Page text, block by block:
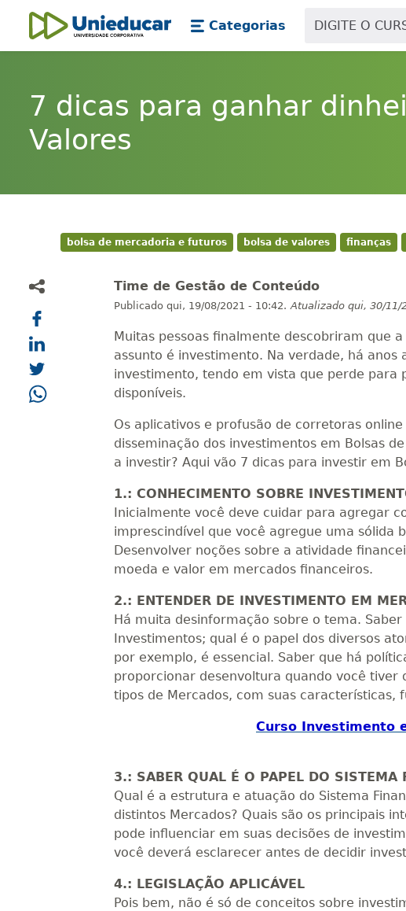
Skip main navigation
Skip to main content
Unieducar
Categorias
7 dicas para ganhar
Valores
bolsa de mercadoria e futuros bolsa de valores finanças
Time de Gestão de Conteúdo
Publicadoqui, 19/08/2021 - 10:42. Atualizadoqui, 30/11/
Muitas pessoas finalmente descobriram que
assunto é investimento. Na verdade, há
investimento, tendo em vista que perde para
disponíveis.
Os aplicativos e profusão de corretoras
disseminação dos investimentos em Bolsas
a investir? Aqui vão 7 dicas para investir em
1.: CONHECIMENTO SOBRE
Inicialmente você deve cuidar para agregar
imprescindível que você agregue uma sólida
Desenvolver noções sobre a atividade
moeda e valor em mercados financeiros.
2.: ENTENDER DE INVESTIMENTO EM
Há muita desinformação sobre o tema.
Investimentos; qual é o papel dos diversos
por exemplo, é essencial. Saber que há
proporcionar desenvoltura quando você tiver
tipos de Mercados, com suas características,
Curso Investimento
3.: SABER QUAL É O PAPEL DO SISTEMA
Qual é a estrutura e atuação do Sistema
distintos Mercados? Quais são os principais
pode influenciar em suas decisões de
você deverá esclarecer antes de decidir
4.: LEGISLAÇÃO APLICÁVEL
Pois bem, não é só de conceitos sobre